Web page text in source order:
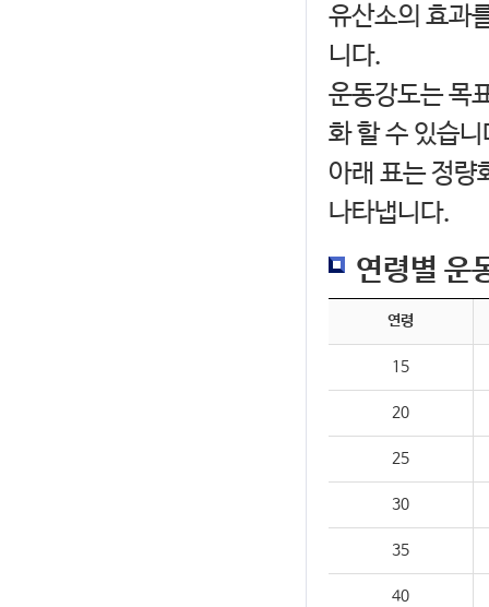
유산소의 효과
니다.
운동강도는 목
화 할 수 있습
아래 표는 정량
나타냅니다.
연령별 운
연령
15
20
25
30
35
40